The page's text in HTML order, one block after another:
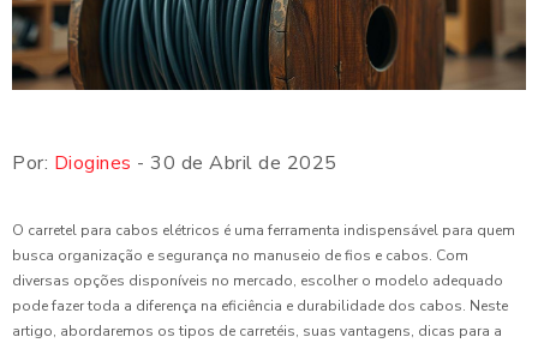
Por: Diogines - 30 de Abril de 2025
O carretel para cabos elétricos é uma ferramenta indispensável para quem
busca organização e segurança no manuseio de fios e cabos. Com
diversas opções disponíveis no mercado, escolher o modelo adequado
pode fazer toda a diferença na eficiência e durabilidade dos cabos. Neste
artigo, abordaremos os tipos de carretéis, suas vantagens, dicas para a